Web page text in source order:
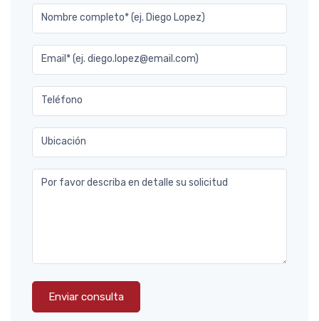
Nombre completo* (ej. Diego Lopez)
Email* (ej. diego.lopez@email.com)
Teléfono
Ubicación
Por favor describa en detalle su solicitud
Enviar consulta